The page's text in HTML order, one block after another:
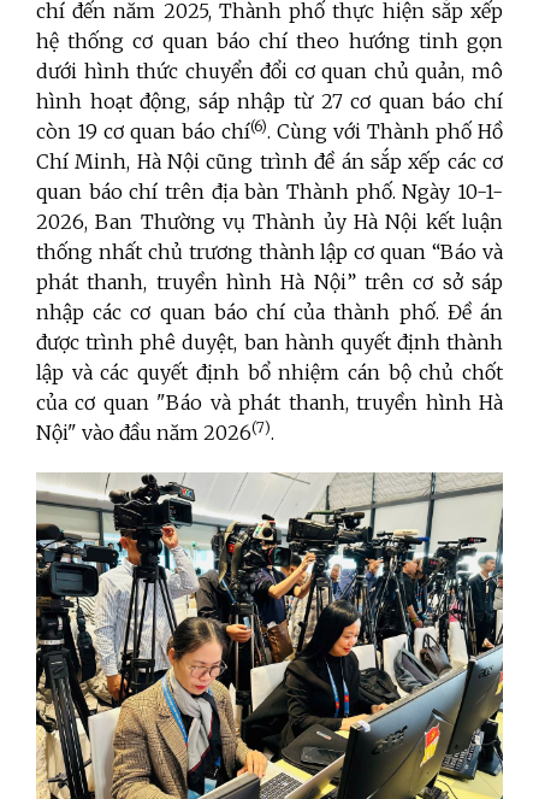
chí đến năm 2025, Thành phố thực hiện sắp xếp
hệ thống cơ quan báo chí theo hướng tinh gọn
dưới hình thức chuyển đổi cơ quan chủ quản, mô
hình hoạt động, sáp nhập từ 27 cơ quan báo chí
còn 19 cơ quan báo chí(6). Cùng với Thành phố Hồ
Chí Minh, Hà Nội cũng trình đề án sắp xếp các cơ
quan báo chí trên địa bàn Thành phố. Ngày 10-1-
2026, Ban Thường vụ Thành ủy Hà Nội kết luận
thống nhất chủ trương thành lập cơ quan “Báo và
phát thanh, truyền hình Hà Nội” trên cơ sở sáp
nhập các cơ quan báo chí của thành phố. Đề án
được trình phê duyệt, ban hành quyết định thành
lập và các quyết định bổ nhiệm cán bộ chủ chốt
của cơ quan "Báo và phát thanh, truyền hình Hà
Nội" vào đầu năm 2026(7).